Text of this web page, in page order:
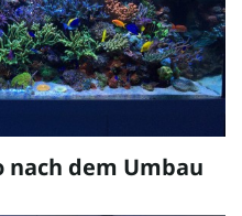
nach dem Umbau